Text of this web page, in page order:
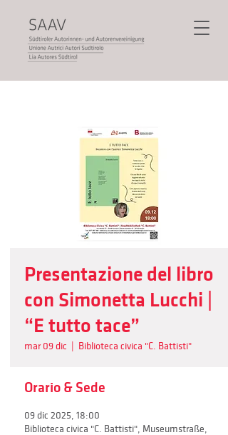
Presentazione del libro
con Simonetta Lucchi |
“E tutto tace”
mar 09 dic Biblioteca civica "C. Battisti"
Orario & Sede
09 dic 2025, 18:00
Biblioteca civica "C. Battisti", Museumstraße,